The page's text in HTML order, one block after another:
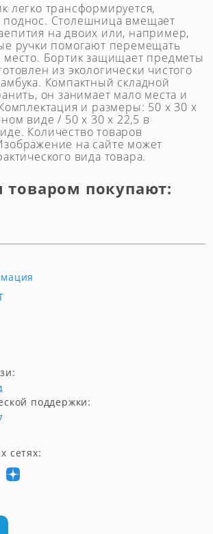
легко трансформируется,
поднос. Столешница вмещает
на двоих или, например,
ручки помогают перемещать
место. Бортик защищает предметы
из экологически чистого
Компактный складной
он занимает мало места и
и размеры: 50 x 30 x
виде / 50 х 30 х 22,5 в
Количество товаров
на сайте может
вида товара.
товаром покупают:
поддержки:
сетях: